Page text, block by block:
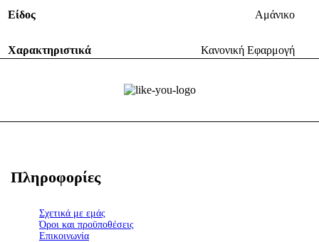
Είδος Αμάνικο
Χαρακτηριστικά Κανονική Εφαρμογή
Πληροφορίες
Σχετικά με εμάς
Όροι και προϋποθέσεις
Επικοινωνία